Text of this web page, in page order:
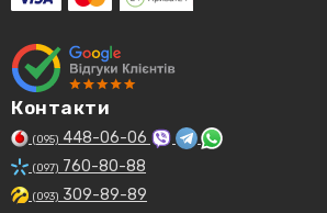
Контакти
(095) 448-06-06
(097) 760-80-88
(093) 309-89-89